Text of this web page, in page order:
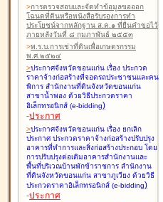
>การตรวจสอบและจัดทำข้อมูลขอออก
โฉนดที่ดินหรือหนังสือรับรองการทำ
ประโยชน์จากหลักฐาน ส.ค.๑ ที่ยื่นคำขอไว้
ภายหลังวันที่ ๘ กุมภาพันธ์ ๒๕๕๓
>พ.ร.บ.การเช่าที่ดินเพื่อเกษตรกรรม
พ.ศ.๒๕๒๔
>ประกาศจังหวัดขอนแก่น เรื่อง ประกวด
ราคาจ้างก่อสร้างที่จอดรถประชาชนและคน
พิการ สำนักงานที่ดินจังหวัดขอนแก่น
สาขาน้ำพอง ด้วยวิธีประกวดราคา
อิเล็กทรอนิกส์ (e-bidding)
-ประกาศ
>ประกาศจังหวัดขอนแก่น เรื่อง ยกเลิก
ประกาศ ประกวดราคาจ้างก่อสร้างปรับปรุง
อาคารที่ทำการและสิ่งก่อสร้างประกอบ โดย
การปรับปรุงต่อเติมอาคารสำนักงานและ
พื้นที่บริเวณบ้านพักข้าราชการ สำนักงาน
ที่ดินจังหวัดขอนแก่น สาขาภูเวียง ด้วยวิธี
ประกวดราคาอิเล็กทรอนิกส์ (e-bidding)
-ประกาศ